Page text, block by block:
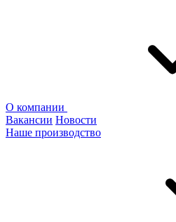
О компании
Вакансии Новости
Наше производство